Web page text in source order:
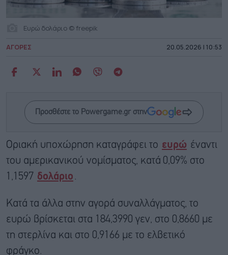
Ευρώ δολάριο © freepik
ΑΓΟΡΕΣ 20.05.2026 | 10:53
Προσθέστε το Powergame.gr στην
Οριακή υποχώρηση καταγράφει το ευρώ έναντι
του αμερικανικού νομίσματος, κατά 0,09% στο
1,1597 δολάριο .
Κατά τα άλλα στην αγορά συναλλάγματος, το
ευρώ βρίσκεται στα 184,3990 γεν, στο 0,8660 με
τη στερλίνα και στο 0,9166 με το ελβετικό
φράγκο.